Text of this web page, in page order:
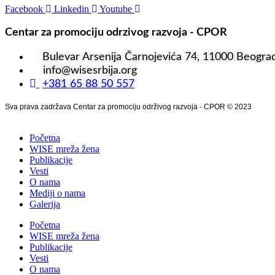
Facebook Linkedin Youtube
Centar za promociju odrzivog razvoja - CPOR
Bulevar Arsenija Čarnojevića 74, 11000
info@wisesrbija.org
+381 65 88 50 557
Sva prava zadržava Centar za promociju održivog razvoja - CPOR © 2023
Početna
WISE mreža žena
Publikacije
Vesti
O nama
Mediji o nama
Galerija
Početna
WISE mreža žena
Publikacije
Vesti
O nama